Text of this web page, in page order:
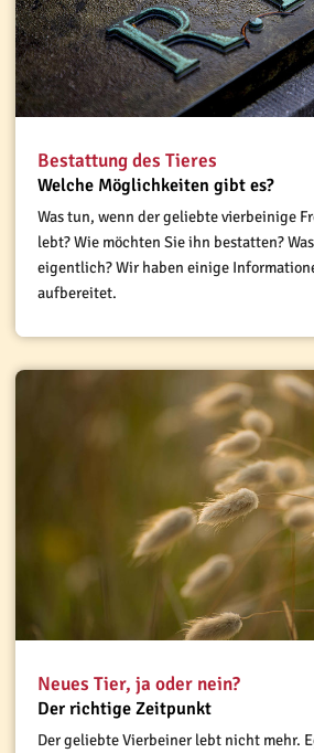
Bestattung des Tieres
Welche Möglichkeiten gibt es?
Was tun, wenn der geliebte vierbeinige
lebt? Wie möchten Sie ihn bestatten?
eigentlich? Wir haben einige
aufbereitet.
Neues Tier, ja oder nein?
Der richtige Zeitpunkt
Der geliebte Vierbeiner lebt nicht mehr.